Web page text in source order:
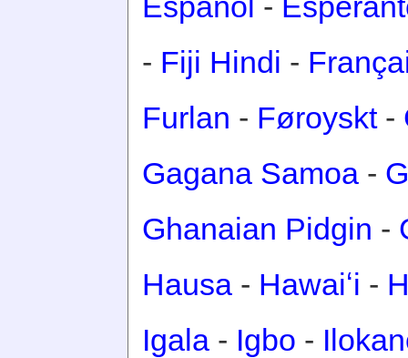
- Fiji Hindi -
Furlan - Føroyskt-
Gagana Samoa -
Ghanaian Pidgin -
Hausa - Hawaiʻi -
Igala - Igbo -